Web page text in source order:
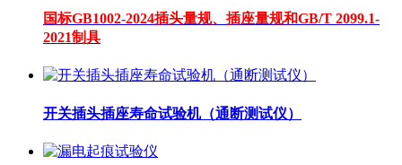
国标GB1002-2024插头量规、插座量规和GB/T 2099.1-
2021制具
开关插头插座寿命试验机（通断测试仪）